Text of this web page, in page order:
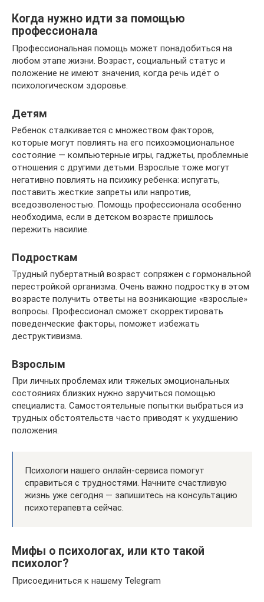
Когда нужно идти за помощью
профессионала
Профессиональная помощь может понадобиться на
любом этапе жизни. Возраст, социальный статус и
положение не имеют значения, когда речь идёт о
психологическом здоровье.
Детям
Ребенок сталкивается с множеством факторов,
которые могут повлиять на его психоэмоциональное
состояние — компьютерные игры, гаджеты, проблемные
отношения с другими детьми. Взрослые тоже могут
негативно повлиять на психику ребенка: испугать,
поставить жесткие запреты или напротив,
вседозволеностью. Помощь профессионала особенно
необходима, если в детском возрасте пришлось
пережить насилие.
Подросткам
Трудный пубертатный возраст сопряжен с гормональной
перестройкой организма. Очень важно подростку в этом
возрасте получить ответы на возникающие «взрослые»
вопросы. Профессионал сможет скорректировать
поведенческие факторы, поможет избежать
деструктивизма.
Взрослым
При личных проблемах или тяжелых эмоциональных
состояниях близких нужно заручиться помощью
специалиста. Самостоятельные попытки выбраться из
трудных обстоятельств часто приводят к ухудшению
положения.
Психологи нашего онлайн-сервиса помогут
справиться с трудностями. Начните счастливую
жизнь уже сегодня — запишитесь на консультацию
психотерапевта сейчас.
Мифы о психологах, или кто такой
психолог?
Присоединиться к нашему Telegram